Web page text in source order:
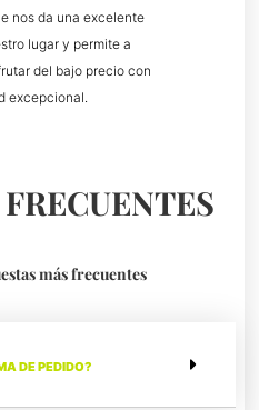
nos da una excelente
lugar y permite a
del bajo precio con
excepcional.
más frecuentes
DE PEDIDO?